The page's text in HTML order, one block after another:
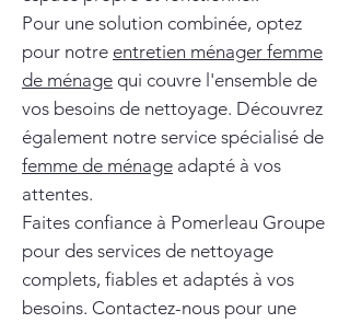
Pour une solution combinée, optez
pour notre entretien ménager femme
de ménage qui couvre l'ensemble de
vos besoins de nettoyage. Découvrez
également notre service spécialisé de
femme de ménage adapté à vos
attentes.
Faites confiance à Pomerleau Groupe
pour des services de nettoyage
complets, fiables et adaptés à vos
besoins. Contactez-nous pour une